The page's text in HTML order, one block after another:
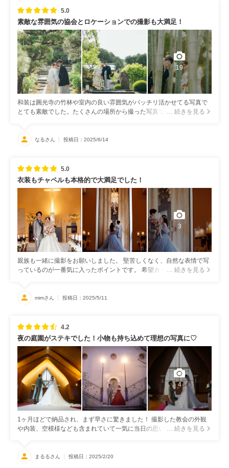
5.0
素敵な雰囲気の協会とロケーションでの撮影も大満足！
19
和装は圓光寺の竹林や室内の良い雰囲気がバッチリ活かせてる写真で
とても素敵でした。たくさんの場所から撮った写真で枚数も豊富で定
小物やお気に入りの爪なども何枚か素敵に撮っていただき感謝です。
… 続きを見る
なるさん 投稿日：2025/6/14
5.0
衣装もチャペルも本格的で大満足でした！
3
親族も一緒に撮影をお願いしました。 堅苦しくなく、自然な表情で写
っているのが一番気に入ったポイントです。 希望カットも聞いてくだ
… 続きを見る
mimさん 投稿日：2025/5/11
4.2
夜の庭園がステキでした！小物も持ち込めて理想の写真に♡
4
1ヶ月ほどで納品され、まず早さに驚きました！ 撮影した教会の外観
や内装、空模様なども含まれていて一気に当日の思い出が蘇りました
直ありましたがまぁそれも良い思い出です笑 親族での写真もわちゃわ
… 続きを見る
まるるさん 投稿日：2025/2/20